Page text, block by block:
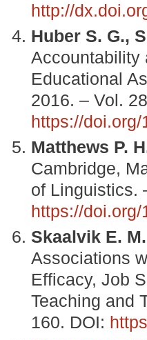
http://
Huber S. G.,
Accountability
Educational
2016. – Vol.
https://
Matthews P.
Cambridge,
of Linguistics.
https://
Skaalvik E.
Associations
Efficacy, Job
Teaching and
160. DOI: